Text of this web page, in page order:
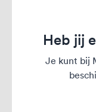
Heb jij
Je kunt bij